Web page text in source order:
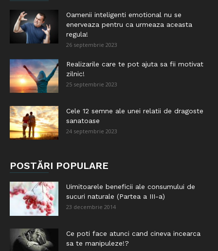
Oamenii inteligenti emotional nu se
enerveaza pentru ca urmeaza aceasta
regula!
26 septembrie 2023
Realizarile care te pot ajuta sa fii motivat
zilnic!
25 septembrie 2023
Cele 12 semne ale unei relatii de dragoste
sanatoase
24 septembrie 2023
POSTĂRI POPULARE
Uimitoarele beneficii ale consumului de
sucuri naturale (Partea a III-a)
23 decembrie 2014
Ce poti face atunci cand cineva incearca
sa te manipuleze!?